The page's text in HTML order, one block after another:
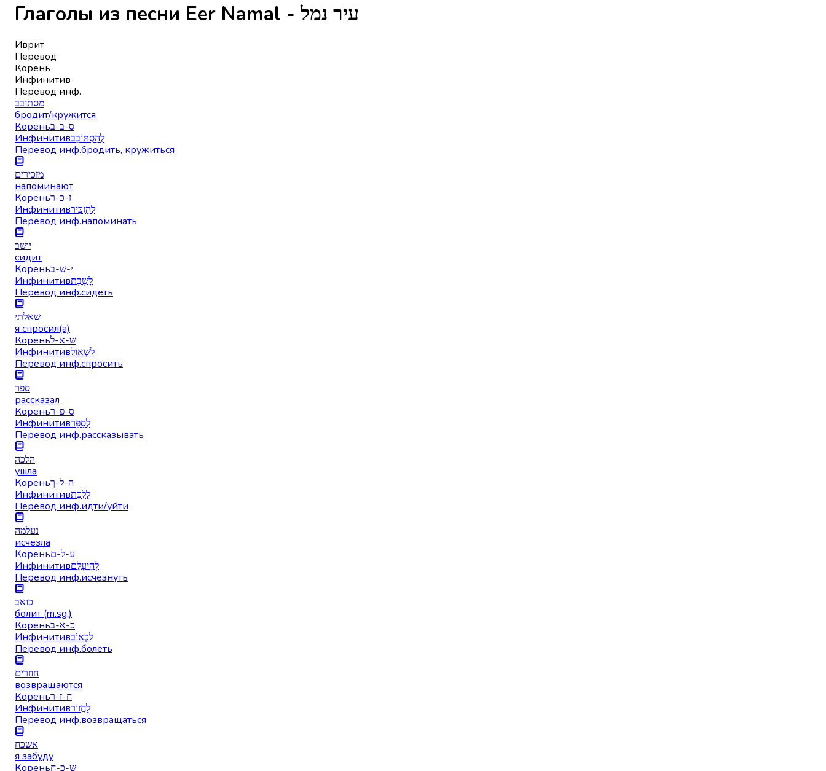
Глаголы из песни Eer Namal - עיר נמל
Иврит
Перевод
Корень
Инфинитив
Перевод инф.
מסתובב
бродит/кружится
Кореньס-ב-ב
Инфинитивלְהִסְתּוֹבֵב
Перевод инф.бродить, кружиться
מזכירים
напоминают
Кореньז-כ-ר
Инфинитивלְהַזְכִּיר
Перевод инф.напоминать
יושב
сидит
Кореньי-ש-ב
Инфинитивלָשֶׁבֶת
Перевод инф.сидеть
שאלתי
я спросил(а)
Кореньש-א-ל
Инфинитивלִשְׁאוֹל
Перевод инф.спросить
ספר
рассказал
Кореньס-פ-ר
Инфинитивלְסַפֵּר
Перевод инф.рассказывать
הלכה
ушла
Кореньה-ל-ך
Инфинитивלָלֶכֶת
Перевод инф.идти/уйти
נעלמה
исчезла
Кореньע-ל-ם
Инфинитивלְהֵיעָלֵם
Перевод инф.исчезнуть
כואב
болит (m.sg.)
Кореньכ-א-ב
Инфинитивלִכְאוֹב
Перевод инф.болеть
חוזרים
возвращаются
Кореньח-ז-ר
Инфинитивלַחֲזוֹר
Перевод инф.возвращаться
אשכח
я забуду
Кореньש-כ-ח